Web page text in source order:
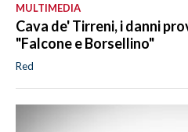
MULTIMEDIA
Cava de' Tirreni, i danni
"Falcone e Borsellino"
Red